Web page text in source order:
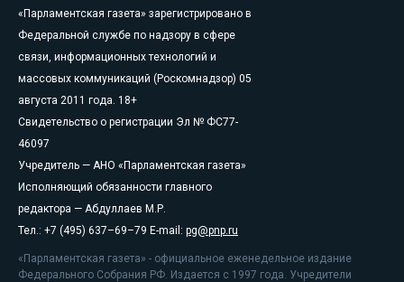
«Парламентская газета» зарегистрировано в
Федеральной службе по надзору в сфере
связи, информационных технологий и
массовых коммуникаций (Роскомнадзор) 05
августа 2011 года. 18+
Свидетельство о регистрации Эл № ФС77-
46097
Учредитель — АНО «Парламентская газета»
Исполняющий обязанности главного
редактора — Абдуллаев М.Р.
Тел.: +7 (495) 637–69–79 E-mail: pg@pnp.ru
«Парламентская газета» - официальное еженедельное издание
Федерального Собрания РФ. Издается с 1997 года. Учредители